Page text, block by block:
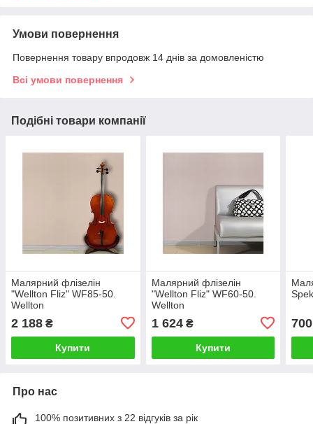
Умови повернення
Повернення товару впродовж 14 днів за домовленістю
Всі умови повернення
Подібні товари компанії
Малярний флізелін
"Wellton Fliz" WF85-50.
Wellton
2 188 ₴
Купити
Малярний флізелін
"Wellton Fliz" WF60-50.
Wellton
1 624₴
Купити
700
Про нас
100% позитивних з 22 відгуків за рік